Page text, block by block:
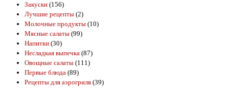
Закуски (156)
Лучшие рецепты (2)
Молочные продукты (10)
Мясные салаты (99)
Напитки (30)
Несладкая выпечка (87)
Овощные салаты (111)
Первые блюда (89)
Рецепты для аэрогриля (39)